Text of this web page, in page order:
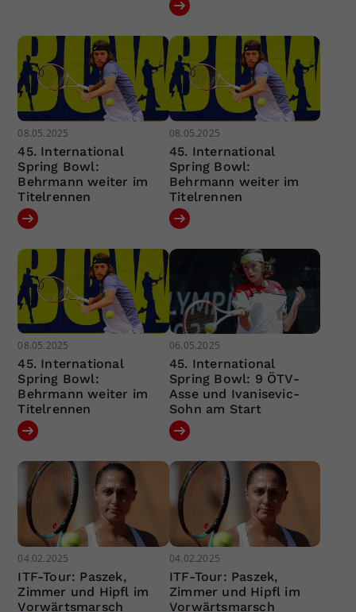
08.05.2025
45. International
Spring Bowl:
Behrmann weiter im
Titelrennen
08.05.2025
45. International
Spring Bowl:
Behrmann weiter im
Titelrennen
08.05.2025
45. International
Spring Bowl:
Behrmann weiter im
Titelrennen
06.05.2025
45. International
Spring Bowl: 9 ÖTV-
Asse und Ivanisevic-
Sohn am Start
04.02.2025
ITF-Tour: Paszek,
Zimmer und Hipfl im
Vorwärtsmarsch
04.02.2025
ITF-Tour: Paszek,
Zimmer und Hipfl im
Vorwärtsmarsch